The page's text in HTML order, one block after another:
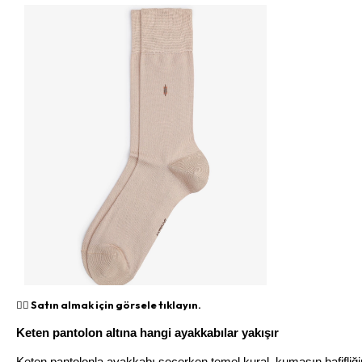
👉🏻 Satın almak için görsele tıklayın.
Keten pantolon altına hangi ayakkabılar yakışır